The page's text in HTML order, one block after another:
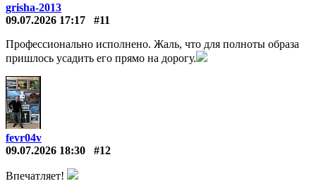
grisha-2013
09.07.2026 17:17
#11
Профессионально исполнено. Жаль, что для полноты образа
пришлось усадить его прямо на дорогу.
fevr04v
09.07.2026 18:30
#12
Впечатляет!